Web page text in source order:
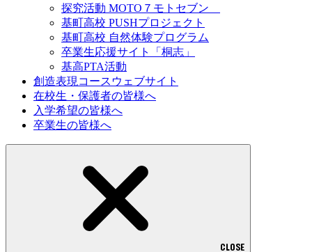
探究活動 MOTO７モトセブン
基町高校 PUSHプロジェクト
基町高校 自然体験プログラム
卒業生応援サイト「桐志」
基高PTA活動
創造表現コースウェブサイト
在校生・保護者の皆様へ
入学希望の皆様へ
卒業生の皆様へ
CLOSE